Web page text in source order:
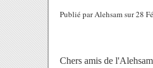
Publié par Alehsam sur 28
Chers amis de